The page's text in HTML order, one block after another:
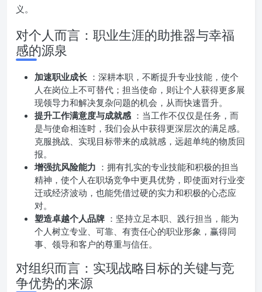
义。
对个人而言：职业生涯的助推器与幸福
感的源泉
加速职业成长 ：深耕本职，不断提升专业技能，使个
人在岗位上不可替代；担当使命，则让个人获得更多展
现领导力和解决复杂问题的机会，从而快速晋升。
提升工作满意度与成就感 ：当工作不仅仅是任务，而
是与使命相连时，我们会从中获得更深层次的满足感。
克服挑战、实现目标带来的成就感，远超单纯的物质回
报。
增强抗风险能力 ：拥有扎实的专业技能和积极的担当
精神，使个人在职场竞争中更具优势，即使面对行业变
迁或经济波动，也能凭借过硬的实力和积极的心态应
对。
塑造卓越个人品牌 ：坚持立足本职、践行担当，能为
个人树立专业、可靠、有责任心的职业形象，赢得同
事、领导和客户的尊重与信任。
对组织而言：实现战略目标的关键与竞
争优势的来源